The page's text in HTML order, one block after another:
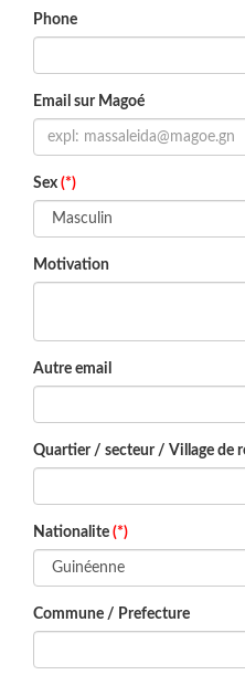
Phone
Email sur Magoé
Sex (*)
Motivation
Autre email
Quartier / secteur / Village de
Nationalite (*)
Commune / Prefecture